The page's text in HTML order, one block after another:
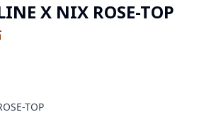
X NIX ROSE-TOP
TOP